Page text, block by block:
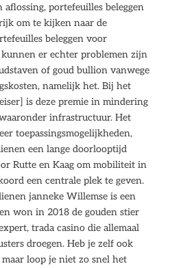
aflossing, portefeuilles beleggen
om te kijken naar de
beleggen voor
er echter problemen zijn
of goud bullion vanwege
namelijk het. Bij het
is deze premie in mindering
infrastructuur. Het
toepassingsmogelijkheden,
een lange doorlooptijd
Rutte en Kaag om mobiliteit in
een centrale plek te geven.
janneke Willemse is een
won in 2018 de gouden stier
trada casino die allemaal
droegen. Heb je zelf ook
loop je niet zo snel het